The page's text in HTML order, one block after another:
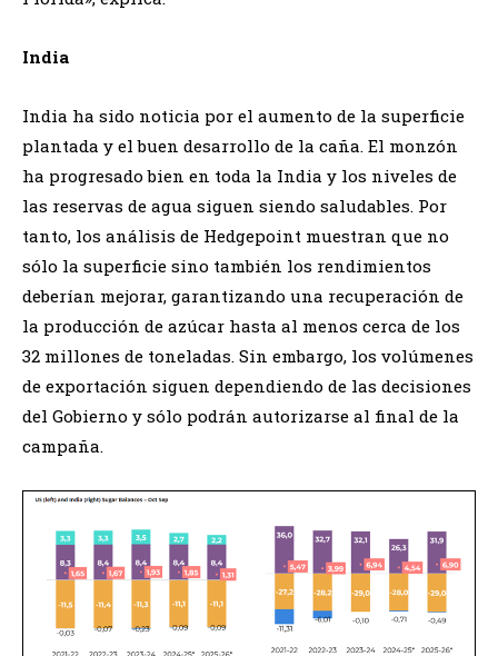
India
India ha sido noticia por el aumento de la superficie
plantada y el buen desarrollo de la caña. El monzón
ha progresado bien en toda la India y los niveles de
las reservas de agua siguen siendo saludables. Por
tanto, los análisis de Hedgepoint muestran que no
sólo la superficie sino también los rendimientos
deberían mejorar, garantizando una recuperación de
la producción de azúcar hasta al menos cerca de los
32 millones de toneladas. Sin embargo, los volúmenes
de exportación siguen dependiendo de las decisiones
del Gobierno y sólo podrán autorizarse al final de la
campaña.